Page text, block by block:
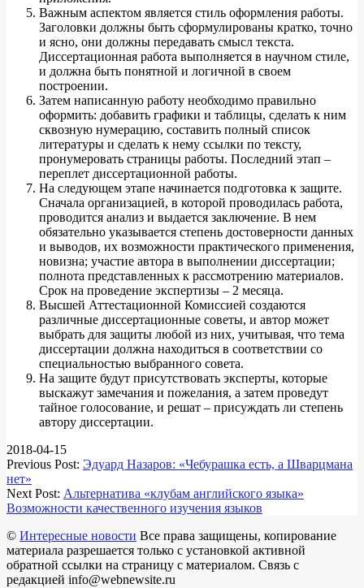
Важным аспектом является стиль оформления работы.
Заголовки должны быть сформулированы кратко, точно
и ясно, они должны передавать смысл текста.
Диссертационная работа выполняется в научном стиле,
и должна быть понятной и логичной в своем
построении.
Затем написанную работу необходимо правильно
оформить: добавить графики и таблицы, сделать к ним
сквозную нумерацию, составить полный список
литературы и сделать к нему ссылки по тексту,
пронумеровать страницы работы. Последний этап –
переплет диссертационной работы.
На следующем этапе начинается подготовка к защите.
Сначала организацией, в которой проводилась работа,
проводится анализ и выдается заключение. В нем
обязательно указывается степень достоверности данных
и выводов, их возможности практического применения,
новизна; участие автора в выполнении диссертации;
полнота представленных к рассмотрению материалов.
Срок на проведение экспертизы – 2 месяца.
Высшей Аттестационной Комиссией создаются
различные диссертационные советы, и автор может
выбрать для защиты любой из них, учитывая, что тема
диссертации должна находиться в соответствии со
специальностью выбранного совета.
На защите будут присутствовать эксперты, которые
выскажут замечания и пожелания, а затем проведут
тайное голосование, и решат – присуждать ли степень
автору диссертации.
2018-04-15
Previous Post: Эдуард Назаров: «Чебурашка есть, а Шварцмана
нет»
Next Post: Альтернатива «клубам английского языка»
Возможности качественного изучения языков
© Интересные новости Все права защищены, копирование
материала разрешается только с установкой активной
обратной ссылки на страницу с материалом. Связь с
редакцией info@webnewsite.ru